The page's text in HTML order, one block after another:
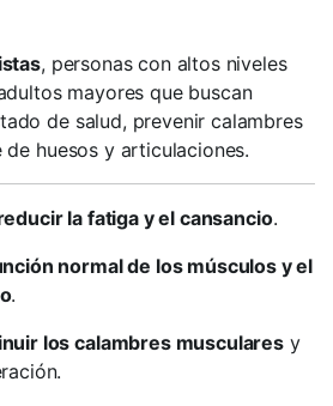
, personas con altos niveles
mayores que buscan
de salud, prevenir calambres
huesos y articulaciones.
la fatiga y el cansancio.
normal de los músculos y el
.
los calambres muscularesy